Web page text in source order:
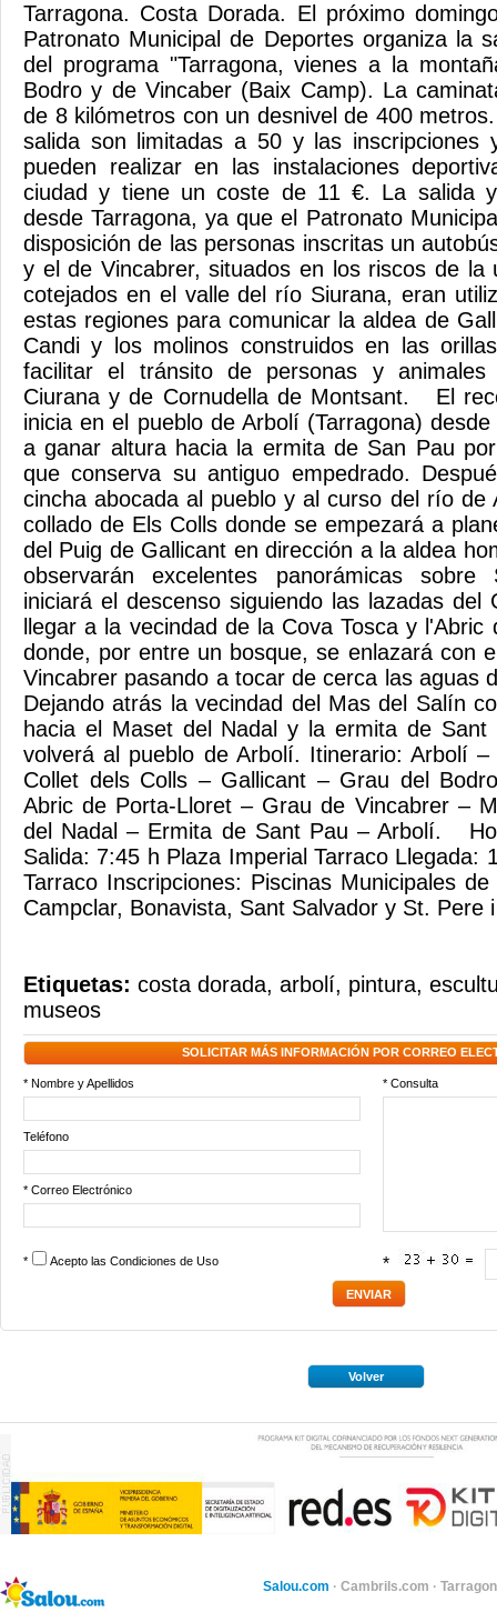
Tarragona. Costa Dorada. El próximo
Patronato Municipal de Deportes organiza la
del programa "Tarragona, vienes a la
Bodro y de Vincaber (Baix Camp). La
de 8 kilómetros con un desnivel de 400
salida son limitadas a 50 y las inscripciones
pueden realizar en las instalaciones
ciudad y tiene un coste de 11 €. La salida
desde Tarragona, ya que el Patronato
disposición de las personas inscritas un
y el de Vincabrer, situados en los riscos de la
cotejados en el valle del río Siurana, eran
estas regiones para comunicar la aldea de
Candi y los molinos construidos en las
facilitar el tránsito de personas y
Ciurana y de Cornudella de Montsant. El
inicia en el pueblo de Arbolí (Tarragona)
a ganar altura hacia la ermita de San Pau
que conserva su antiguo empedrado.
cincha abocada al pueblo y al curso del río de
collado de Els Colls donde se empezará a
del Puig de Gallicant en dirección a la aldea
observarán excelentes panorámicas
iniciará el descenso siguiendo las lazadas del
llegar a la vecindad de la Cova Tosca y
donde, por entre un bosque, se enlazará con
Vincabrer pasando a tocar de cerca las aguas
Dejando atrás la vecindad del Mas del Salín
hacia el Maset del Nadal y la ermita de Sant
volverá al pueblo de Arbolí. Itinerario: Arbolí
Collet dels Colls – Gallicant – Grau del
Abric de Porta-Lloret – Grau de Vincabrer –
del Nadal – Ermita de Sant Pau – Arbolí.
Salida: 7:45 h Plaza Imperial Tarraco Llegada:
Tarraco Inscripciones: Piscinas Municipales
Campclar, Bonavista, Sant Salvador y St. Pere
Etiquetas: costa dorada, arbolí, pintura,
museos
SOLICITAR MÁS INFORMACIÓN POR CORREO
* Nombre y Apellidos * Consulta
Teléfono
* Correo Electrónico
* Acepto las Condiciones de Uso *
Volver
Salou.com · Cambrils.com ·